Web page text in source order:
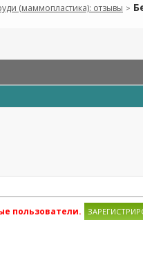
(маммопластика): отзывы >
пользователи.